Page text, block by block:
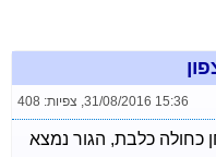
31/08/2016 15:36
, צפיות: 408
כחולה כלבת, הגור נמצא